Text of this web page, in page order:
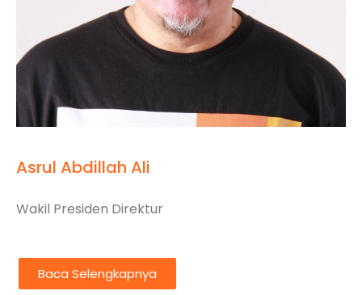
Asrul Abdillah Ali
Wakil Presiden Direktur
Baca Selengkapnya